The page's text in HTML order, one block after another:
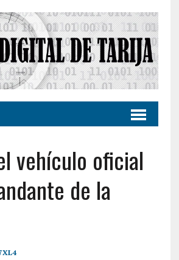
vehículo oficial
de la